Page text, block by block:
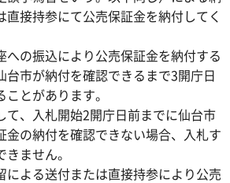
直接持参にて公売保証金を納付してく
への振込により公売保証金を納付する
台市が納付を確認できるまで3開庁日
とがあります。
て、入札開始2開庁日前までに仙台市
金の納付を確認できない場合、入札す
ません。
による送付または直接持参により公売